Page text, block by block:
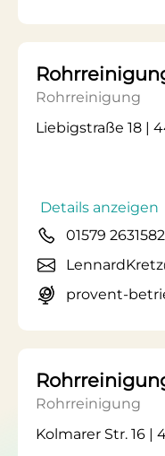
Rohrreinigung
Liebigstraße 18 |
Details anzeigen
01579 2631582
provent-
Rohrreinigung
Kolmarer Str. 16 |